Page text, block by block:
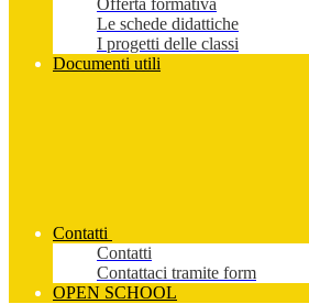
Offerta formativa
Le schede didattiche
I progetti delle classi
Documenti utili
Contatti
Contatti
Contattaci tramite form
OPEN SCHOOL